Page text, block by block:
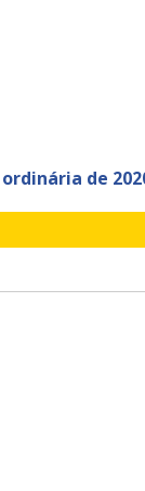
de